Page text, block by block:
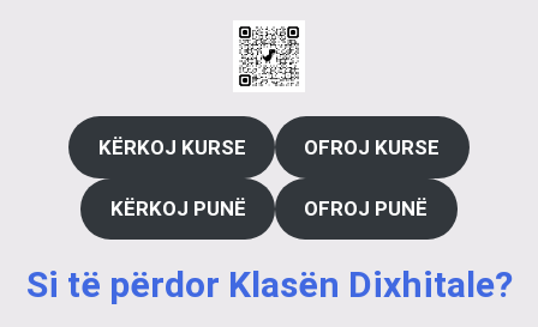
KËRKOJ KURSE OFROJ KURSE
KËRKOJ PUNË OFROJ PUNË
Si të përdor Klasën Dixhitale?